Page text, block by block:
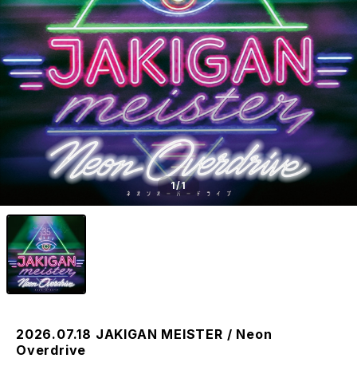
1/1
2026.07.18 JAKIGAN MEISTER / Neon
Overdrive